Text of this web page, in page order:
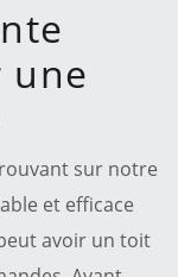
une
sur notre
et efficace
avoir un toit